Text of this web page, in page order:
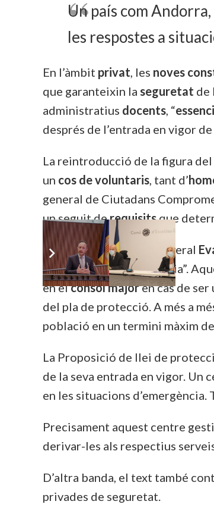
Un país com
les respostes a
En l’àmbit privat, les noves
que garanteixin la seguretat de
administratius docents, “
després de l’entrada en vigor
La reintroducció de la figura del
un cos de voluntaris, tant d’
general de Ciutadans
un seguit derequisitsque
La consellera general Liberal
d’emergènciano ordinària”.
en elcònsol majoren cas de ser
del pla de protecció. A més a
població en un termini màxim
La Proposició de llei de
de la seva entrada en vigor. Un
en les situacions
Precisament aquest centre
derivar-les als respectius
D’altra banda, el text també
privades de seguretat.